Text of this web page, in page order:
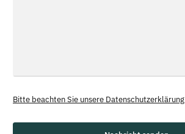
Bitte beachten Sie unsere Datenschutzerklärung